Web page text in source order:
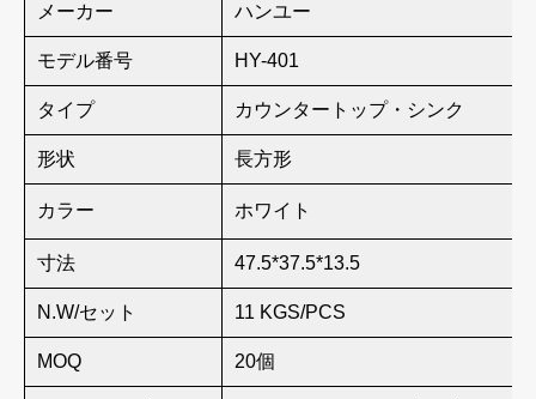
メーカー ハンユー
モデル番号 HY-401
タイプ カウンタートップ・シンク
形状 長方形
カラー ホワイト
寸法 47.5*37.5*13.5
N.W/セット 11 KGS/PCS
MOQ 20個